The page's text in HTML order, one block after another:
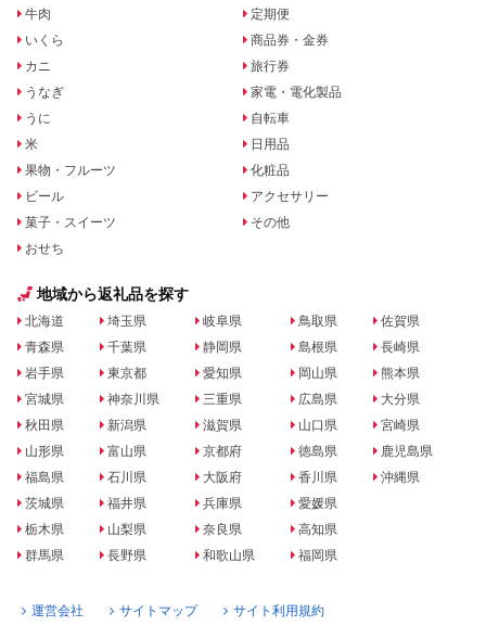
牛肉
いくら
カニ
うなぎ
うに
米
果物・フルーツ
ビール
菓子・スイーツ
おせち
定期便
商品券・金券
旅行券
家電・電化製品
自転車
日用品
化粧品
アクセサリー
その他
地域から返礼品を探す
北海道
青森県
岩手県
宮城県
秋田県
山形県
福島県
茨城県
栃木県
群馬県
埼玉県
千葉県
東京都
神奈川県
新潟県
富山県
石川県
福井県
山梨県
長野県
岐阜県
静岡県
愛知県
三重県
滋賀県
京都府
大阪府
兵庫県
奈良県
和歌山県
鳥取県
島根県
岡山県
広島県
山口県
徳島県
香川県
愛媛県
高知県
福岡県
佐賀県
長崎県
熊本県
大分県
宮崎県
鹿児島県
沖縄県
運営会社 サイトマップ サイト利用規約